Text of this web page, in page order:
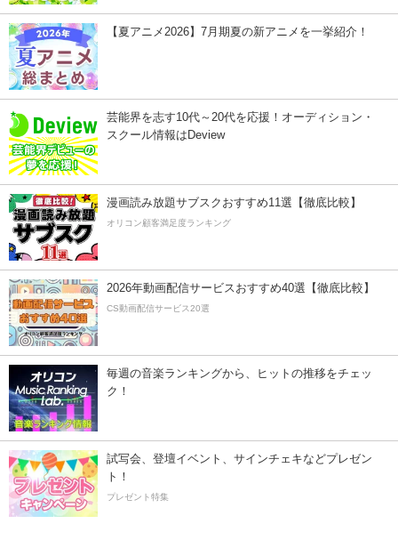
【夏アニメ2026】7月期夏の新アニメを一挙紹介！
芸能界を志す10代～20代を応援！オーディション・
スクール情報はDeview
漫画読み放題サブスクおすすめ11選【徹底比較】
オリコン顧客満足度ランキング
2026年動画配信サービスおすすめ40選【徹底比較】
CS動画配信サービス20選
毎週の音楽ランキングから、ヒットの推移をチェッ
ク！
試写会、登壇イベント、サインチェキなどプレゼン
ト！
プレゼント特集